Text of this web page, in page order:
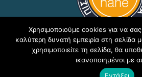
Copyright © 2020, ΕΛΜΕΠΑ
Χρησιμοποιούμε cookies για να
καλύτερη δυνατή εμπειρία στη σελίδα
χρησιμοποιείτε τη σελίδα, θα
ικανοποιημένοι με
Εντάξει